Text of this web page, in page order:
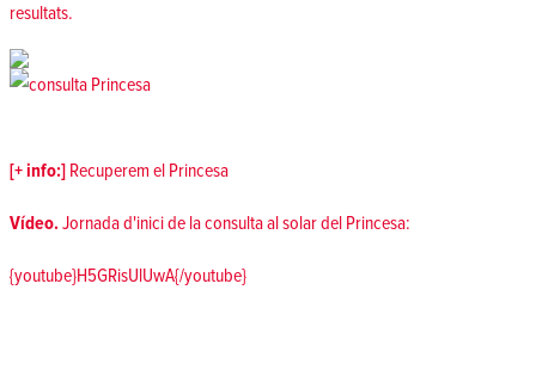
resultats.
[+ info:] Recuperem el Princesa
Vídeo.Jornada d'inici de la consulta al solar del Princesa:
{youtube}H5GRisUlUwA{/youtube}